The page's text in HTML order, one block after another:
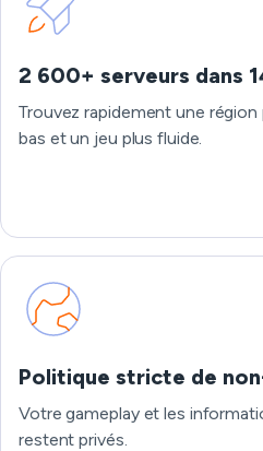
2 600+ serveurs dans
Trouvez rapidement une
bas et un jeu plus fluide.
Politique stricte de
Votre gameplay et les
restent privés.